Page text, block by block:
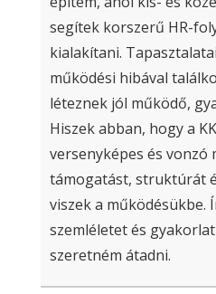
segítek korszerű HR-
kialakítani.
működési hibával
léteznek jól működő,
Hiszek abban, hogy a
versenyképes és vonzó
támogatást, struktúrát
viszek a működésükbe.
szemléletet és
szeretném átadni.